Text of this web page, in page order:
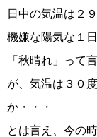
日中の気温は２
機嫌な陽気な１
「秋晴れ」って
が、気温は３０
か・・・
とは言え、今の